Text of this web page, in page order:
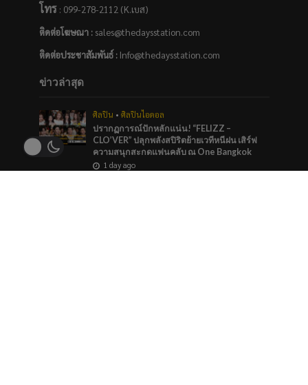
โทร: 099-278-2112 (K.เบส)
ติดต่อโฆษณา :sales@thedaysstation.com
ติดต่อประชาสัมพันธ์: Info@thedaysstation.com
ข่าวล่าสุด
ศิลปิน • ศิลปินไอดอล
ปรากฏการณ์ปักหลักแน่น! “FELIZZ –
CLO’VER” ปลุกพลังสปิริตย้ายเวทีหนีฝน เสิร์ฟ
ความสนุกสะกดแฟนคลับ ณ One Bangkok
1 day ago